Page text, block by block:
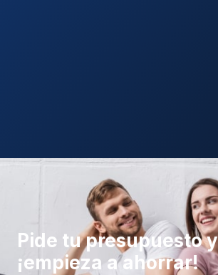
Pide tu presupuesto y
¡empieza a ahorrar!